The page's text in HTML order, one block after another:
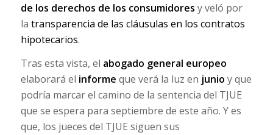
de los derechos de los consumidores y veló por
la transparencia de las cláusulas en los contratos
hipotecarios.
Tras esta vista, el abogado general europeo
elaborará el informe que verá la luz en junio y que
podría marcar el camino de la sentencia del TJUE
que se espera para septiembre de este año. Y es
que, los jueces del TJUE siguen sus